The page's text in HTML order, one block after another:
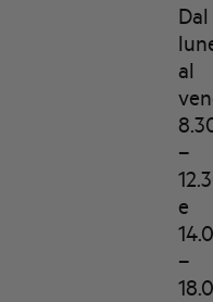
Dal
al
–
e
–